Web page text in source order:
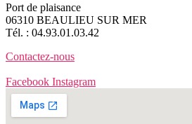
Port de plaisance
06310 BEAULIEU SUR MER
Tél. : 04.93.01.03.42
Contactez-nous
Facebook Instagram